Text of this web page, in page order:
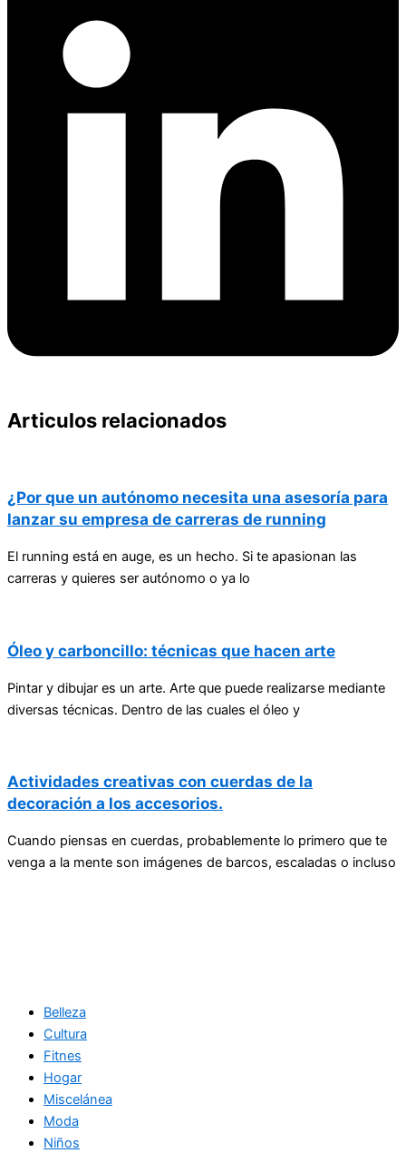
Articulos relacionados
¿Por que un autónomo necesita una asesoría para
lanzar su empresa de carreras de running
El running está en auge, es un hecho. Si te apasionan las
carreras y quieres ser autónomo o ya lo
Óleo y carboncillo: técnicas que hacen arte
Pintar y dibujar es un arte. Arte que puede realizarse mediante
diversas técnicas. Dentro de las cuales el óleo y
Actividades creativas con cuerdas de la
decoración a los accesorios.
Cuando piensas en cuerdas, probablemente lo primero que te
venga a la mente son imágenes de barcos, escaladas o incluso
Belleza
Cultura
Fitnes
Hogar
Miscelánea
Moda
Niños